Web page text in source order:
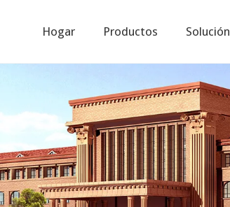
Hogar Productos Solución